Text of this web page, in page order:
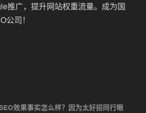
推广，提升网站权重流量。成为国
公司！
效果事实怎么样？因为太好招同行眼